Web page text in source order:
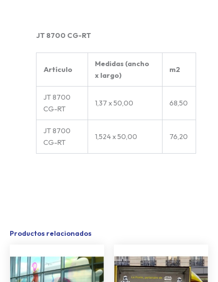
JT 8700 CG-RT
Artículo
Medidas (ancho
x largo)
m2
JT 8700
CG-RT
1,37 x 50,00 68,50
JT 8700
CG-RT
1,524 x 50,00 76,20
Productos relacionados